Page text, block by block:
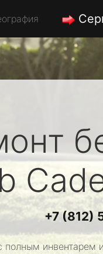
+7 (812)
инвентарем